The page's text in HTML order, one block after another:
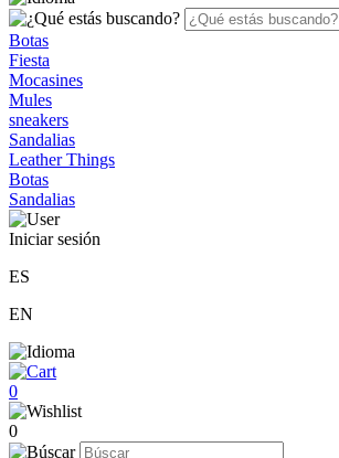
Botas
Fiesta
Mocasines
Mules
sneakers
Sandalias
Leather Things
Botas
Sandalias
Iniciar sesión
ES
EN
0
0